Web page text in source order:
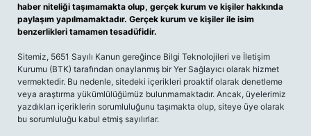
haber niteliği taşımamakta olup, gerçek kurum ve kişiler hakkında
paylaşım yapılmamaktadır. Gerçek kurum ve kişiler ile isim
benzerlikleri tamamen tesadüfidir.
Sitemiz, 5651 Sayılı Kanun gereğince Bilgi Teknolojileri ve İletişim
Kurumu (BTK) tarafından onaylanmış bir Yer Sağlayıcı olarak hizmet
vermektedir. Bu nedenle, sitedeki içerikleri proaktif olarak denetleme
veya araştırma yükümlülüğümüz bulunmamaktadır. Ancak, üyelerimiz
yazdıkları içeriklerin sorumluluğunu taşımakta olup, siteye üye olarak
bu sorumluluğu kabul etmiş sayılırlar.